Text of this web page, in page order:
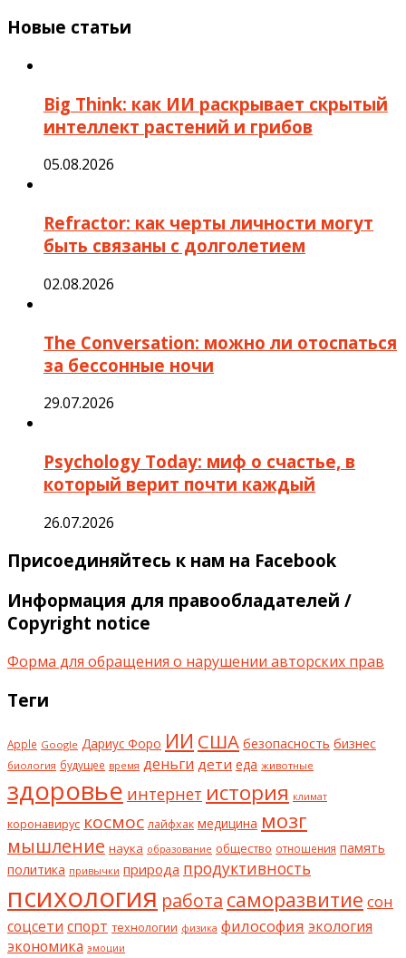
Новые статьи
Big Think: как ИИ раскрывает скрытый
интеллект растений и грибов
05.08.2026
Refractor: как черты личности могут
быть связаны с долголетием
02.08.2026
The Conversation: можно ли отоспаться
за бессонные ночи
29.07.2026
Psychology Today: миф о счастье, в
который верит почти каждый
26.07.2026
Присоединяйтесь к нам на Facebook
Информация для правообладателей /
Copyright notice
Форма для обращения о нарушении авторских прав
Теги
Apple Google Дариус Форо ИИ США безопасность бизнес
биология будущее время деньги дети еда животные
здоровье интернет история климат
коронавирус космос лайфхак медицина мозг
мышление наука образование общество отношения память
политика привычки природа продуктивность
психология работа саморазвитие сон
соцсети спорт технологии физика философия экология
экономика эмоции